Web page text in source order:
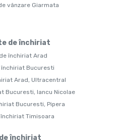
vânzare Giarmata
de închiriat
închiriat Arad
Bucuresti
Arad, Ultracentral
Bucuresti, Iancu Nicolae
Bucuresti, Pipera
Timisoara
închiriat